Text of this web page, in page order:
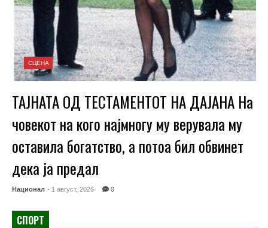
СЦЕНА
ТАЈНАТА ОД ТЕСТАМЕНТОТ НА ДАЈАНА На
човекот на кого најмногу му верувала му
оставила богатство, а потоа бил обвинет
дека ја предал
Национал - 1 август, 2026 0
СПОРТ